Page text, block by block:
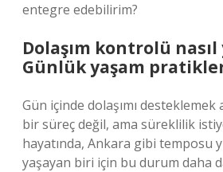
entegre edebilirim?
Dolaşım kontrolü nasıl
Günlük yaşam
Gün içinde dolaşımı desteklemek
bir süreç değil, ama süreklilik
hayatında, Ankara gibi temposu
yaşayan biri için bu durum daha